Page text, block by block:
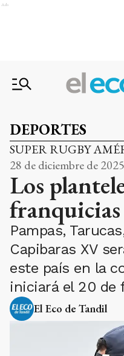
Ads
DEPORTES
SUPER RUGBY
28 de diciembre de
Los
Pampas,
Capibaras XV
este país en la
iniciará el 20 de
El Eco de Tandil